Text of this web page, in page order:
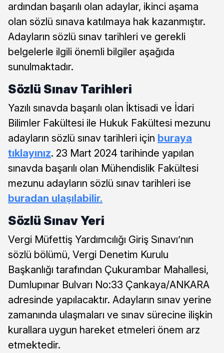
ardından başarılı olan adaylar, ikinci aşama
olan sözlü sınava katılmaya hak kazanmıştır.
Adayların sözlü sınav tarihleri ve gerekli
belgelerle ilgili önemli bilgiler aşağıda
sunulmaktadır.
Sözlü Sınav Tarihleri
Yazılı sınavda başarılı olan İktisadi ve İdari
Bilimler Fakültesi ile Hukuk Fakültesi mezunu
adayların sözlü sınav tarihleri için buraya
tıklayınız. 23 Mart 2024 tarihinde yapılan
sınavda başarılı olan Mühendislik Fakültesi
mezunu adayların sözlü sınav tarihleri ise
buradan ulaşılabilir.
Sözlü Sınav Yeri
Vergi Müfettiş Yardımcılığı Giriş Sınavı’nın
sözlü bölümü, Vergi Denetim Kurulu
Başkanlığı tarafından Çukurambar Mahallesi,
Dumlupınar Bulvarı No:33 Çankaya/ANKARA
adresinde yapılacaktır. Adayların sınav yerine
zamanında ulaşmaları ve sınav sürecine ilişkin
kurallara uygun hareket etmeleri önem arz
etmektedir.